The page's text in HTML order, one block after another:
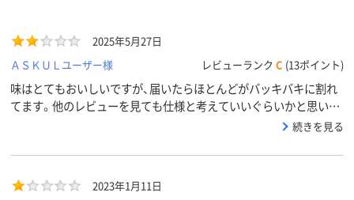
2025年5月27日
ＡＳＫＵＬユーザー様
レビューランク C (13ポイント)
味はとてもおいしいですが、届いたらほとんどがバッキバキに割れ
てます。他のレビューを見ても仕様と考えていいぐらいかと思いま
す。30個中7枚普通、20枚バキバキ、3枚粉々ぐらいの割合です。味は
続きを見る
2023年1月11日